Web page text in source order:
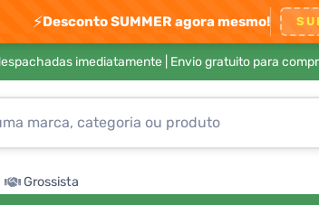
⚡Desconto SUMMER agora mesmo!
imediatamente | Envio gratuito para
Grossista